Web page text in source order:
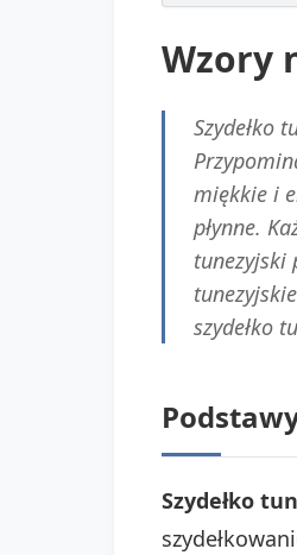
Wzory
Szydełko
miękkie i
płynne.
tunezyjski
szydełko
Szydełko